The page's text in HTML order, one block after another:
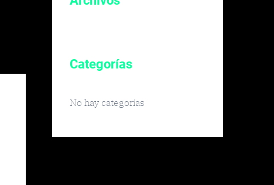
Categorías
No hay categorías